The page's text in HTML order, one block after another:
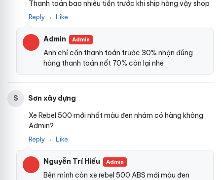
Thanh toán bao nhiêu tiền trước khi ship hàng vậy shop
Reply ● Like
Admin Admin
Anh chỉ cần thanh toán trước 30% nhận đúng
hàng thanh toán nốt 70% còn lại nhé
S
Sơn xây dựng
Xe Rebel 500 mới nhất màu đen nhám có hàng không
Admin?
Reply ● Like
Nguyễn Trí Hiếu Admin
Bên mình còn xe rebel 500 ABS mới màu đen